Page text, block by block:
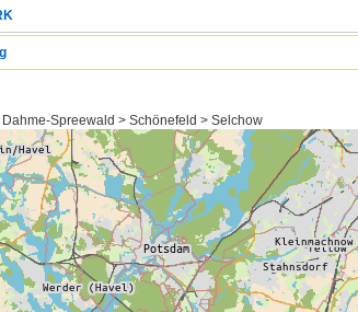
Spreewald > Schönefeld > Selchow